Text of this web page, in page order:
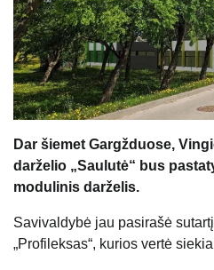
Dar šiemet Gargžduose,
darželio „Saulutė“ bus
modulinis darželis.
Savivaldybė jau pasirašė
„Profileksas“, kurios vertė